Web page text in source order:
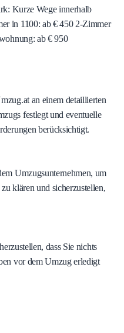
Kurze Wege innerhalb
in 1100: ab € 450 2-Zimmer
ab € 950
an einem detaillierten
festlegt und eventuelle
berücksichtigt.
Umzugsunternehmen, um
klären und sicherzustellen,
dass Sie nichts
vor dem Umzug erledigt